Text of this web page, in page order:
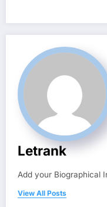
Letrank
Add your Biographical
View All Posts